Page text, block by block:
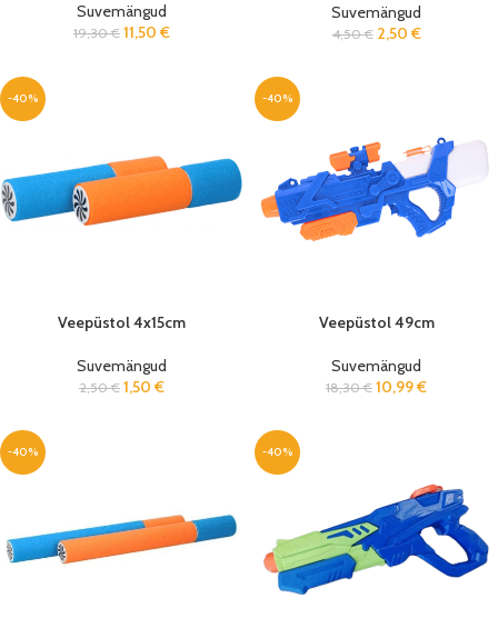
Suvemängud
19,30€ 11,50 €
Suvemängud
4,50€ 2,50 €
-40%
Veepüstol 4x15cm
Suvemängud
2,50€ 1,50 €
-40%
Veepüstol 49cm
Suvemängud
18,30€ 10,99€
-40% -40%